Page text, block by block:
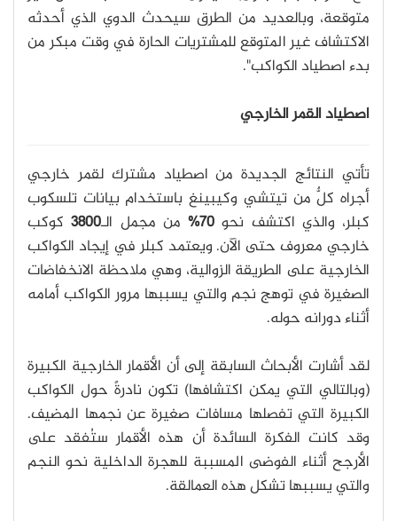
متوقعة، وبالعديد من الطرق سيحدث الدوي الذي أحدثه
الاكتشاف غير المتوقع للمشتريات الحارة في وقت مبكر من
بدء اصطياد الكواكب".
اصطياد القمر الخارجي
تأتي النتائج الجديدة من اصطياد مشترك لقمر خارجي
أجراه كلٌّ من تيتشي وكيبينغ باستخدام بيانات تلسكوب
كبلر، والذي اكتشف نحو 70% من مجمل الـ3800كوكب
خارجي معروف حتى الآن. ويعتمد كبلر في إيجاد الكواكب
الخارجية على الطريقة الزوالية، وهي ملاحظة الانخفاضات
الصغيرة في توهج نجم والتي يسببها مرور الكواكب أمامه
أثناء دورانه حوله.
لقد أشارت الأبحاث السابقة إلى أن الأقمار الخارجية الكبيرة
(وبالتالي التي يمكن اكتشافها) تكون نادرةً حول الكواكب
الكبيرة التي تفصلها مسافات صغيرة عن نجمها المضيف.
وقد كانت الفكرة السائدة أن هذه الأقمار ستُفقد على
الأرجح أثناء الفوضى المسببة للهجرة الداخلية نحو النجم
والتي يسببها تشكل هذه العمالقة.